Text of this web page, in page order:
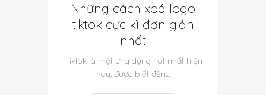
Những cách xoá logo
tiktok cực kì đơn giản
nhất
Tiktok là một ứng dụng hot nhất hiện
nay; được biết đến…